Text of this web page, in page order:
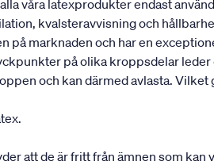
våra latexprodukter endast
kvalsteravvisning och
marknaden och har en
på olika kroppsdelar
och kan därmed avlasta. Vilket
att de är fritt från ämnen som kan